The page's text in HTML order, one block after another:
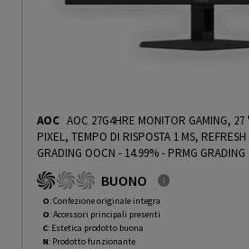
AOC AOC 27G4HRE MONITOR GAMING,
PIXEL, TEMPO DI RISPOSTA 1 MS,
GRADING OOCN - 14.99%- PRMG
BUONO
O: Confezione originale integra
O: Accessori principali presenti
C: Estetica prodotto buona
N: Prodotto funzionante